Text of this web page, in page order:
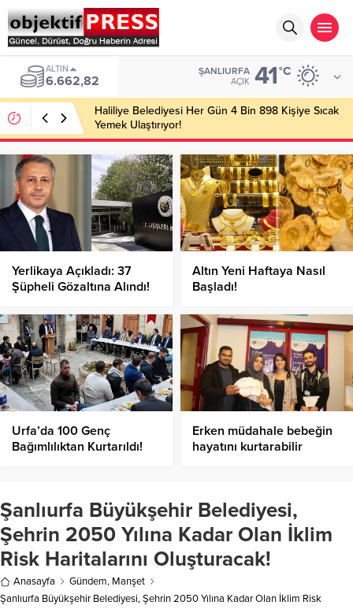
ALTIN
6.662,82
ŞANLIURFA
AÇIK 41°C
Haliliye Belediyesi Her Gün 4 Bin 898 Kişiye Sıcak
Yemek Ulaştırıyor!
Yerlikaya Açıkladı: 37
Şüpheli Gözaltına Alındı!
Altın Yeni Haftaya Nasıl
Başladı!
Urfa’da 100 Genç
Bağımlılıktan Kurtarıldı!
Erken müdahale bebeğin
hayatını kurtarabilir
Şanlıurfa Büyükşehir Belediyesi,
Şehrin 2050 Yılına Kadar Olan İklim
Risk Haritalarını Oluşturacak!
Anasayfa Gündem, Manşet
Şanlıurfa Büyükşehir Belediyesi, Şehrin 2050 Yılına Kadar Olan İklim Risk